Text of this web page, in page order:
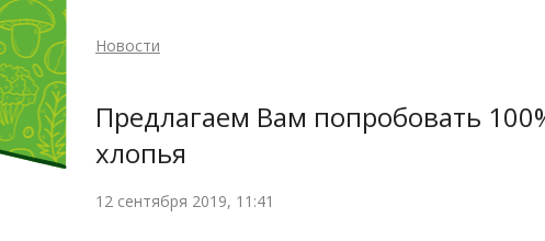
Новости
Предлагаем Вам попробовать
хлопья
12 сентября 2019, 11:41